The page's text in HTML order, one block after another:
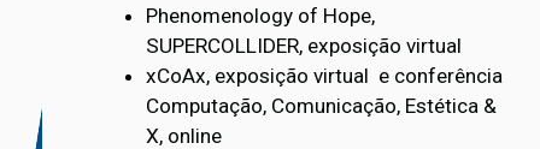
Phenomenology of Hope,
SUPERCOLLIDER, exposição virtual
xCoAx, exposição virtual e conferência
Computação, Comunicação, Estética &
X, online